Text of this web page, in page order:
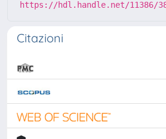
https://hdl.handle.net/11386/
Citazioni